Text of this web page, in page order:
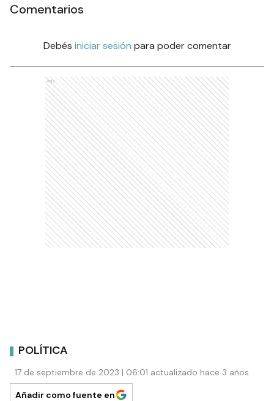
Comentarios
Debés iniciar sesión para poder comentar
Ads
POLÍTICA
17 de septiembre de 2023 | 06:01 actualizado hace 3 años
Añadir como fuente en